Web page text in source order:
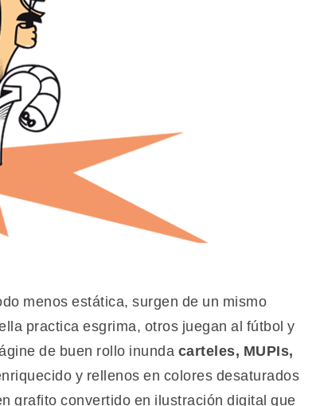
menos estática, surgen de un mismo
practica esgrima, otros juegan al fútbol y
de buen rollo inunda carteles, MUPIs,
y rellenos en colores desaturados
grafito convertido en ilustración digital que